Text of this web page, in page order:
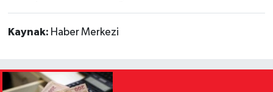
Kaynak: Haber Merkezi